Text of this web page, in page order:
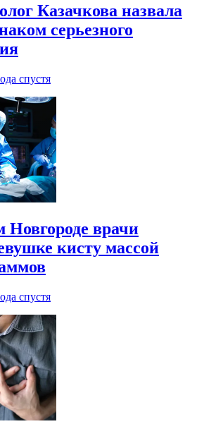
Казачкова назвала
серьезного
спустя
Новгороде врачи
кисту массой
спустя